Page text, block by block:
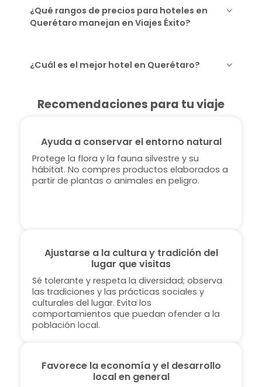
¿Qué rangos de precios para hoteles en
Querétaro manejan en Viajes Éxito?
¿Cuál es el mejor hotel en Querétaro?
Recomendaciones para tu viaje
Ayuda a conservar el entorno natural
Protege la flora y la fauna silvestre y su
hábitat. No compres productos elaborados a
partir de plantas o animales en peligro.
Ajustarse a la cultura y tradición del
lugar que visitas
Sé tolerante y respeta la diversidad; observa
las tradiciones y las prácticas sociales y
culturales del lugar. Evita los
comportamientos que puedan ofender a la
población local.
Favorece la economía y el desarrollo
local en general